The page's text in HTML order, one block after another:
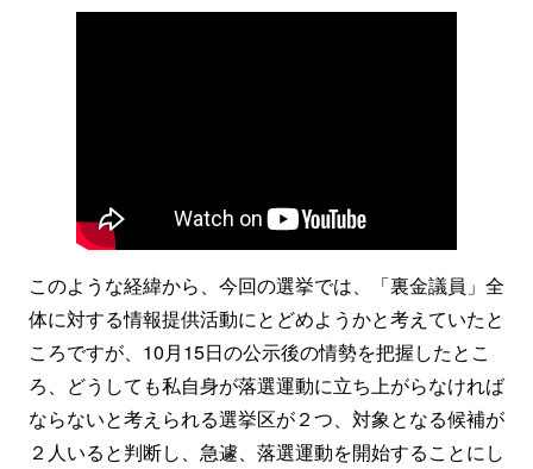
このような経緯から、今回の選挙では、「裏金議員」全
体に対する情報提供活動にとどめようかと考えていたと
ころですが、10月15日の公示後の情勢を把握したとこ
ろ、どうしても私自身が落選運動に立ち上がらなければ
ならないと考えられる選挙区が２つ、対象となる候補が
２人いると判断し、急遽、落選運動を開始することにし